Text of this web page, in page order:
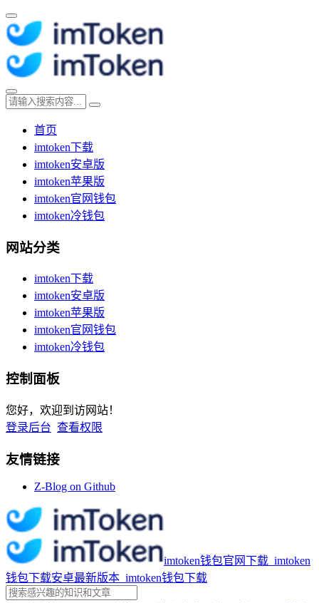
首页
imtoken下载
imtoken安卓版
imtoken苹果版
imtoken官网钱包
imtoken冷钱包
网站分类
imtoken下载
imtoken安卓版
imtoken苹果版
imtoken官网钱包
imtoken冷钱包
控制面板
您好，欢迎到访网站！
登录后台 查看权限
友情链接
Z-Blog on Github
imtoken钱包官网下载_imtoken
钱包下载安卓最新版本_imtoken钱包下载